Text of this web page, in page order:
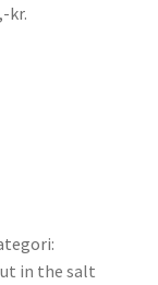
kr.
in the salt